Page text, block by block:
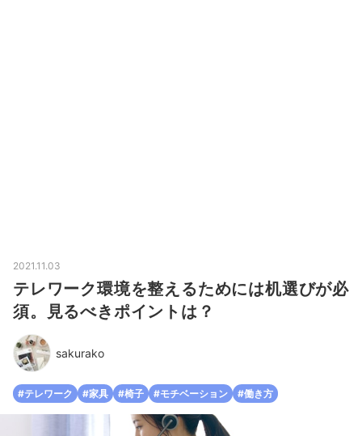
2021.11.03
テレワーク環境を整えるためには机選びが必
須。見るべきポイントは？
sakurako
#テレワーク #家具 #椅子 #モチベーション #働き方